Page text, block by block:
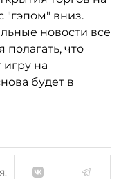
"гэпом" вниз.
новости все
полагать, что
игру на
будет в